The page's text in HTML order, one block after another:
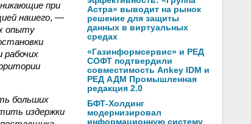
при
нашего, —
опыту
рабочих
больших
издержки
Астра» выводит на рынок
решение для защиты
данных в виртуальных
средах
«Газинформсервис» и РЕД
СОФТ подтвердили
совместимость Ankey IDM и
РЕД АДМ Промышленная
редакция 2.0
БФТ-Холдинг
модернизировал
информационную систему